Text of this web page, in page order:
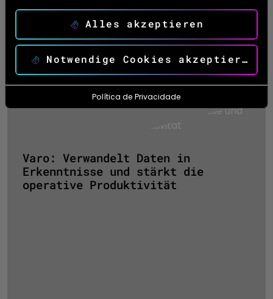
Varo: Verwandelt Daten in
Erkenntnisse und stärkt die
operative Produktivität
Alles akzeptieren
Notwendige Cookies akzeptieren
Política de Privacidade